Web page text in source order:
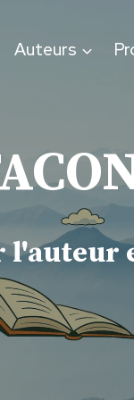
Auteurs
l'auteur